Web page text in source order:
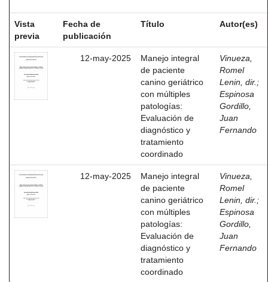
Vista
previa
Fecha de
publicación
Título Autor(es)
12-may-2025
Manejo integral
de paciente
canino geriátrico
con múltiples
patologías:
Evaluación de
diagnóstico y
tratamiento
coordinado
Vinueza,
Romel
Lenin, dir. ;
Espinosa
Gordillo,
Juan
Fernando
12-may-2025
Manejo integral
de paciente
canino geriátrico
con múltiples
patologías:
Evaluación de
diagnóstico y
tratamiento
coordinado
Vinueza,
Romel
Lenin, dir. ;
Espinosa
Gordillo,
Juan
Fernando